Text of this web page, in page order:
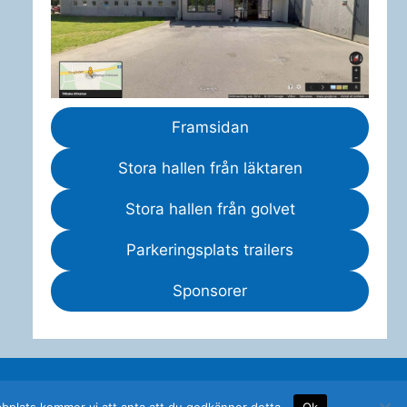
Framsidan
Stora hallen från läktaren
Stora hallen från golvet
Parkeringsplats trailers
Sponsorer